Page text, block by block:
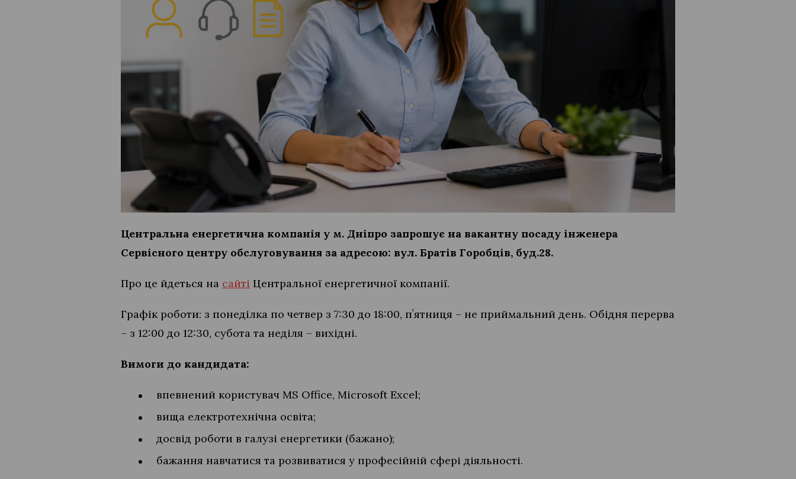
Центральна енергетична компанія у м. Дніпро запрошує на вакантну посаду інженера
Сервісного центру обслуговування за адресою: вул. Братів Горобців, буд.28.
Про це йдеться на сайті Центральної енергетичної компанії.
Графік роботи: з понеділка по четвер з 7:30 до 18:00, пʼятниця – не приймальний день. Обідня перерва
– з 12:00 до 12:30, субота та неділя – вихідні.
Вимоги до кандидата:
впевнений користувач MS Office, Microsoft Excel;
вища електротехнічна освіта;
досвід роботи в галузі енергетики (бажано);
бажання навчатися та розвиватися у професійній сфері діяльності.